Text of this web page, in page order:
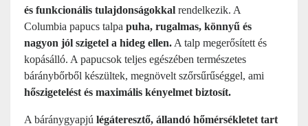
és funkcionális tulajdonságokkal rendelkezik. A
Columbia papucs talpa puha, rugalmas, könnyű és
nagyon jól szigetel a hideg ellen. A talp megerősített és
kopásálló. A papucsok teljes egészében természetes
báránybőrből készültek, megnövelt szőrsűrűséggel, ami
hőszigetelést és maximális kényelmet biztosít.
A báránygyapjú légáteresztő, állandó hőmérsékletet tart